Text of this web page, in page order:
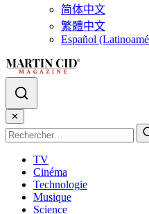
简体中文
繁體中文
Español
✕
TV
Cinéma
Technologie
Musique
Science